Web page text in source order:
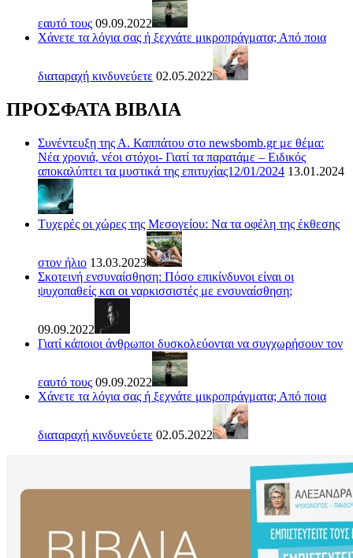
εαυτό τους 09.09.2022
Χάνετε τα λόγια σας ή ξεχνάτε μικροπράγματα; Από ποια
διαταραχή κινδυνεύετε 02.05.2022
ΠΡΟΣΦΑΤΑ ΒΙΒΛΙΑ
Συνέντευξη της Α. Καππάτου στο newsbomb.gr με θέμα:
Νέα χρονιά, νέοι στόχοι- Γιατί τα παρατάμε – Ειδικός
αποκαλύπτει τα μυστικά της επιτυχίας12/01/2024 13.01.2024
Τυχερές οι χώρες της Μεσογείου: Να τα οφέλη της έκθεσης
στον ήλιο 13.03.2023
Σκοτεινή ενσυναίσθηση: Πόσο επικίνδυνοι είναι οι
ψυχοπαθείς και οι ναρκισσιστές με ενσυναίσθηση;
09.09.2022
Γιατί κάποιοι άνθρωποι δυσκολεύονται να συγχωρήσουν τον
εαυτό τους 09.09.2022
Χάνετε τα λόγια σας ή ξεχνάτε μικροπράγματα; Από ποια
διαταραχή κινδυνεύετε 02.05.2022